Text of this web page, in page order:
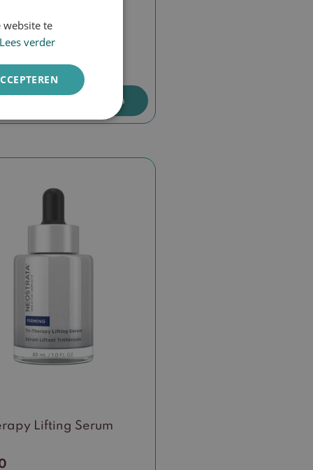
Active
aan winkelwagen
Lifting Serum
website te
Lees verder